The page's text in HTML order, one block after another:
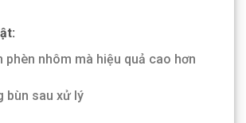
phèn nhôm mà hiệu quả cao hơn
bùn sau xử lý